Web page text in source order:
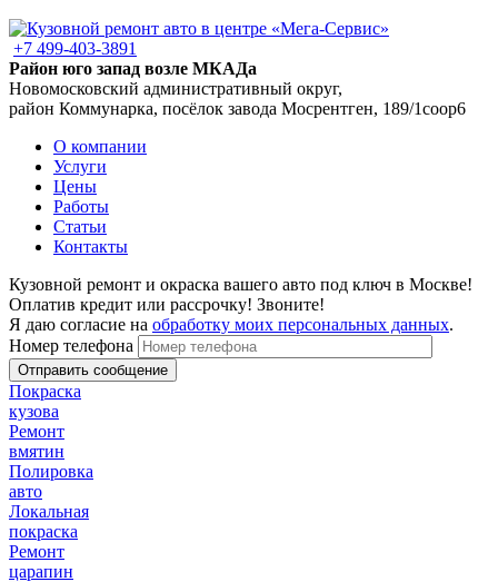
+7 499-403-3891
Район юго запад возле МКАДа
Новомосковский административный округ,
район Коммунарка, посёлок завода Мосрентген, 189/1соор6
О компании
Услуги
Цены
Работы
Статьи
Контакты
Кузовной ремонт и окраска вашего авто под ключ в Москве!
Оплатив кредит или рассрочку! Звоните!
Я даю согласие на обработку моих персональных данных.
Номер телефона
Покраска
кузова
Ремонт
вмятин
Полировка
авто
Локальная
покраска
Ремонт
царапин